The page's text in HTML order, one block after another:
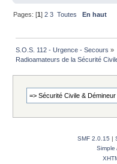
Pages: [1]2 3 Toutes
En haut
S.O.S. 112 - Urgence - Secours »
Radioamateurs de la Sécurité
SMF 2.0.15 |
Simple